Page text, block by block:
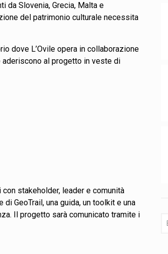
da Slovenia, Grecia, Malta e
del patrimonio culturale necessita
dove L’Ovile opera in collaborazione
aderiscono al progetto in veste di
stakeholder, leader e comunità
GeoTrail, una guida, un toolkit e una
Il progetto sarà comunicato tramite i